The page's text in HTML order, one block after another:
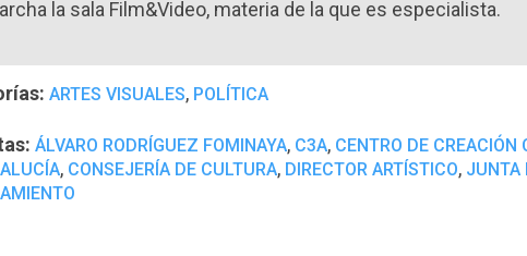
la sala Film&Video, materia de la que es especialista.
ARTES VISUALES, POLÍTICA
ÁLVARO RODRÍGUEZ FOMINAYA, C3A, CENTRO DE CREACIÓN
, CONSEJERÍA DE CULTURA, DIRECTOR ARTÍSTICO, JUNTA